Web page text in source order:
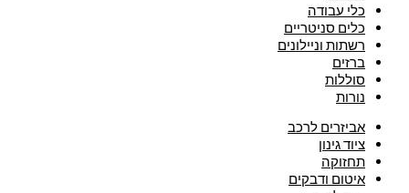
כלי עבודה
כלים סניטריים
רשתות וניילונים
ברזים
סוללות
נורות
אביזרים לרכב
ציוד גינון
תחזוקה
איטום ודבקים